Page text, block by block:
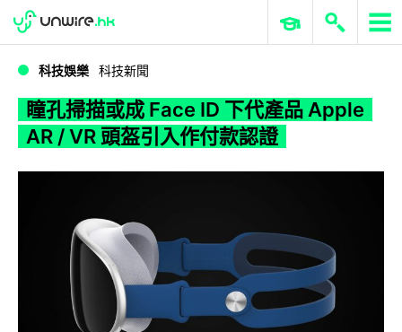
WWDC 2026 ERP 與商業 AI
科技娛樂 科技新聞
瞳孔掃描或成 Face ID 下代產品 Apple
AR / VR 頭盔引入作付款認證